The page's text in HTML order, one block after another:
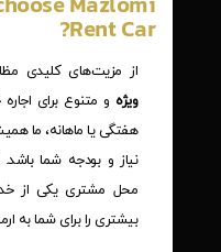
Rent Car?
از مزیت‌های کلیدی
ویژهو متنوع برای اجاره
هفتگی یا ماهانه، ما
نیاز و بودجه شما
محل مشتری یکی از
بیشتری را برای شما به